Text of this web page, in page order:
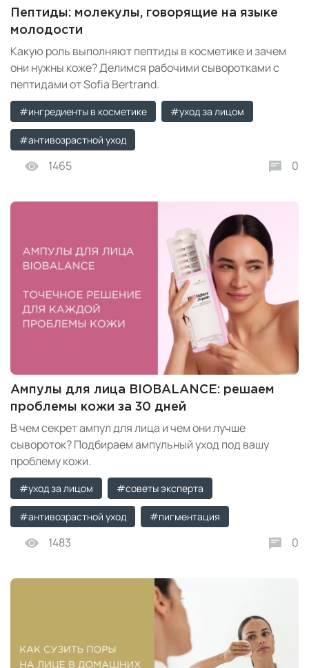
Пептиды: молекулы, говорящие на языке
молодости
Какую роль выполняют пептиды в косметике и зачем
они нужны коже? Делимся рабочими сыворотками с
пептидами от Sofia Bertrand.
#ингредиенты в косметике #уход за лицом
#антивозрастной уход
1465 0
Ампулы для лица BIOBALANCE: решаем
проблемы кожи за 30 дней
В чем секрет ампул для лица и чем они лучше
сывороток? Подбираем ампульный уход под вашу
проблему кожи.
#уход за лицом #советы эксперта
#антивозрастной уход #пигментация
1483 0